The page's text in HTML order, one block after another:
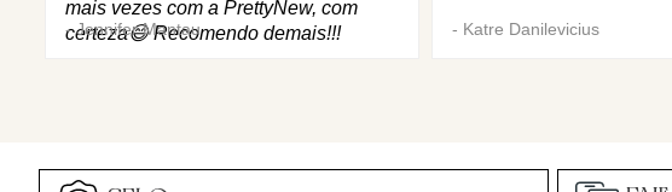
mais vezes com a PrettyNew, com
certeza😄 Recomendo demais!!!
-Jennifer Mantau - Katre Danilevicius